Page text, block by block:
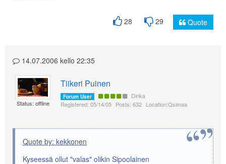
28 29 Quote
14.07.2006 kello 22:35
Status: offline
Tiikeri Puinen
Forum User
Dirika
Registered: 05/14/05 Posts: 632 Location:Qsimaa
Quote by: kekkonen
Kyseessä ollut "valas" olikin Sipoolainen